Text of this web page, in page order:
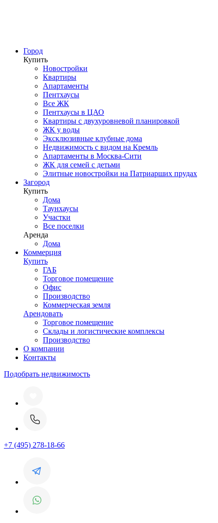
Город
Купить
Новостройки
Квартиры
Апартаменты
Пентхаусы
Все ЖК
Пентхаусы в ЦАО
Квартиры с двухуровневой планировкой
ЖК у воды
Эксклюзивные клубные дома
Недвижимость с видом на Кремль
Апартаменты в Москва-Сити
ЖК для семей с детьми
Элитные новостройки на Патриарших прудах
Загород
Купить
Дома
Таунхаусы
Участки
Все поселки
Аренда
Дома
Коммерция
Купить
ГАБ
Торговое помещение
Офис
Производство
Коммерческая земля
Арендовать
Торговое помещение
Склады и логистические комплексы
Производство
О компании
Контакты
Подобрать недвижимость
+7 (495) 278-18-66